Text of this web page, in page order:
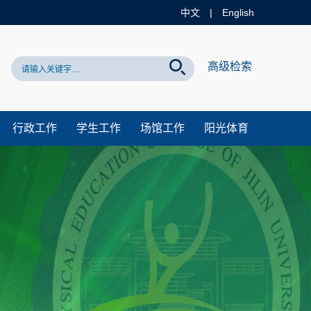
中文 | English
高级检索
行政工作 学生工作 场馆工作 阳光体育